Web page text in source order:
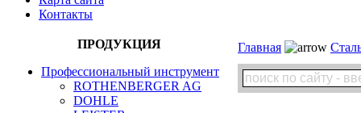
Контакты
ПРОДУКЦИЯ
Профессиональный инструмент
ROTHENBERGER AG
DOHLE
Главная